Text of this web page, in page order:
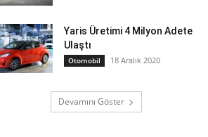
Yaris Üretimi 4 Milyon Adete
Ulaştı
Otomobil 18 Aralık 2020
Devamını Göster